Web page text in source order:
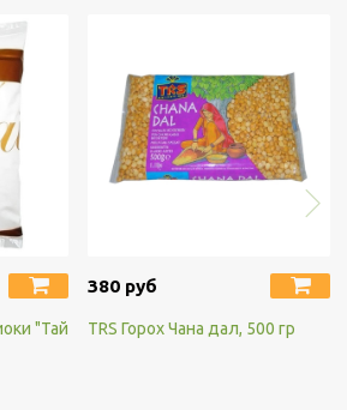
"Тай
380 руб
TRS Горох Чана дал, 500 гр